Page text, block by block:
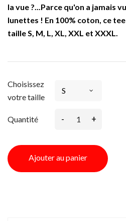
la vue ?...Parce qu'on a jamais
lunettes ! En 100% coton, ce
taille S, M, L, XL, XXL et XXXL.
Choisissez
votre taille
Quantité - +
Ajouter au panier